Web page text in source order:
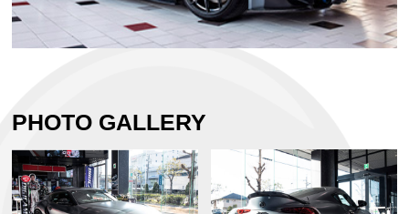
PHOTO GALLERY